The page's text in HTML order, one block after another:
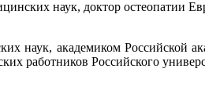
наук, доктор остеопатии
наук, академиком Российской
работников Российского